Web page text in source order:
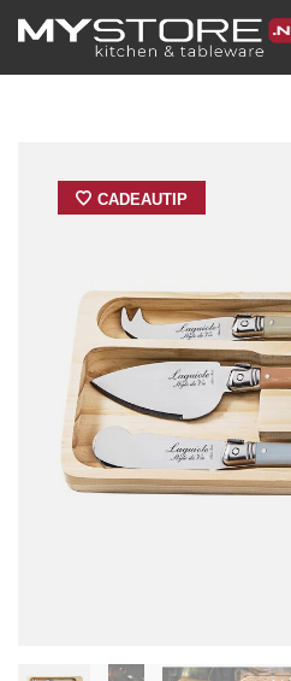
CADEAUTIP